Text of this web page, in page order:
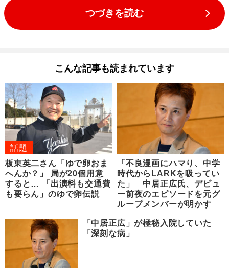
つづきを読む
こんな記事も読まれています
話題
板東英二さん「ゆで卵おま
へんか？」 局が20個用意
すると… 「出演料も交通費
も要らん」のゆで卵伝説
「不良漫画にハマり、中学
時代からLARKを吸ってい
た」 中居正広氏、デビュ
ー前夜のエピソードを元グ
ループメンバーが明かす
「中居正広」が極秘入院していた
「深刻な病」